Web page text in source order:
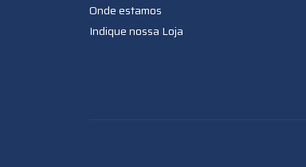
Onde estamos
Indique nossa Loja